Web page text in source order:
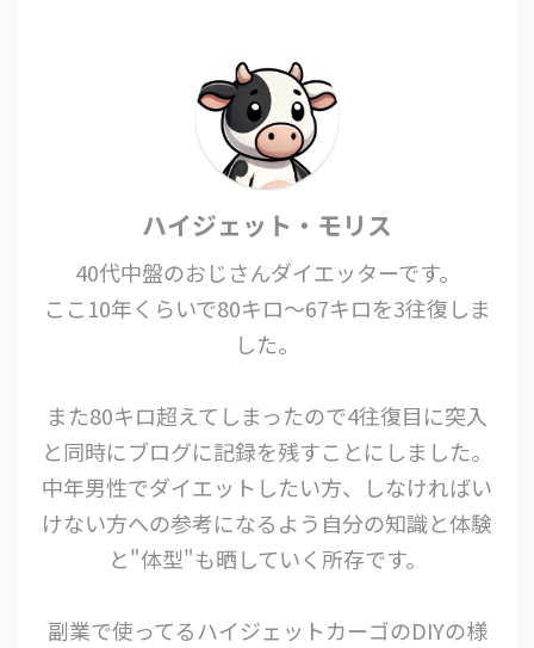
ハイジェット・モリス
40代中盤のおじさんダイエッターです。
ここ10年くらいで80キロ〜67キロを3往復しま
した。
また80キロ超えてしまったので4往復目に突入
と同時にブログに記録を残すことにしました。
中年男性でダイエットしたい方、しなければい
けない方への参考になるよう自分の知識と体験
と"体型"も晒していく所存です。
副業で使ってるハイジェットカーゴのDIYの様